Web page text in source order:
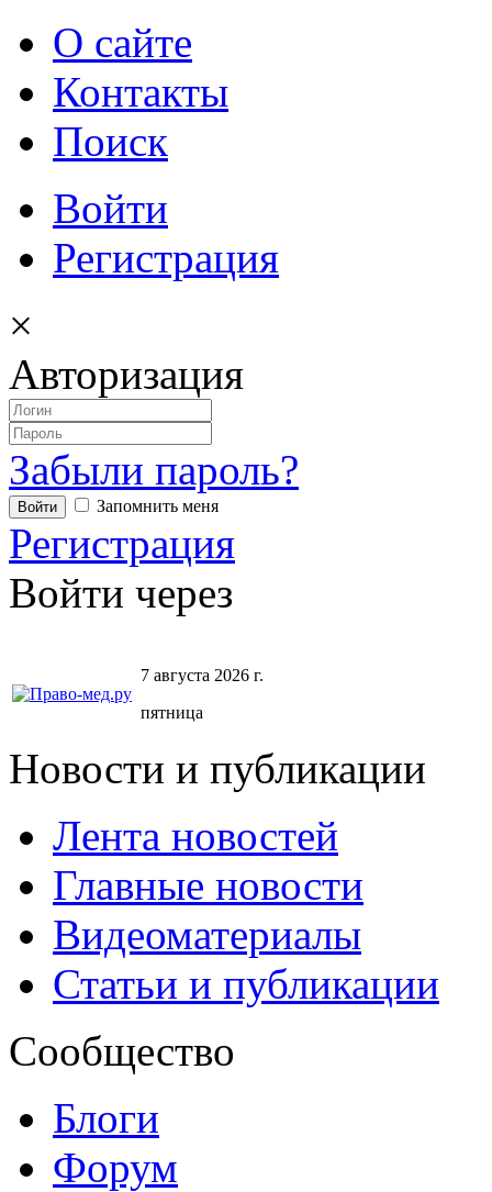
О сайте
Контакты
Поиск
Войти
Регистрация
×
Авторизация
Забыли пароль?
Запомнить меня
Регистрация
Войти через
7 августа 2026 г.
пятница
Новости и публикации
Лента новостей
Главные новости
Видеоматериалы
Статьи и публикации
Сообщество
Блоги
Форум